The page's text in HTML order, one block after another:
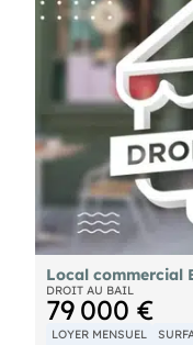
Contactez nous
découvrir tout son
Local commercial
DROIT AU BAIL
79 000 €
LOYER MENSUEL